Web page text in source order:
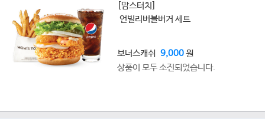
[맘스터치]
언빌리버블버거 세트
보너스캐쉬 9,000원
상품이 모두 소진되었습니다.